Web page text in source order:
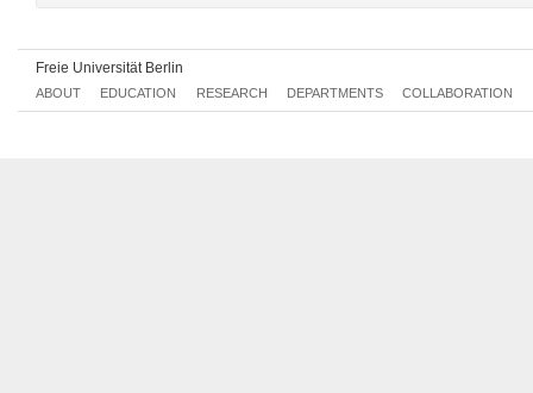
Freie Universität Berlin
ABOUT EDUCATION RESEARCH DEPARTMENTS COLLABORATION